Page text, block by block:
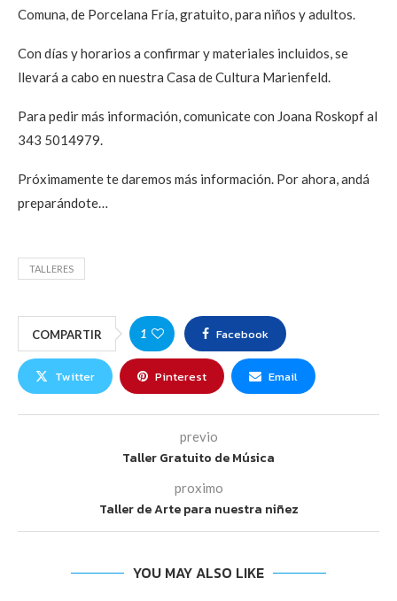
Comuna, de Porcelana Fría, gratuito, para niños y adultos.
Con días y horarios a confirmar y materiales incluidos, se
llevará a cabo en nuestra Casa de Cultura Marienfeld.
Para pedir más información, comunicate con Joana Roskopf al
343 5014979.
Próximamente te daremos más información. Por ahora, andá
preparándote…
TALLERES
COMPARTIR 1 Facebook
Twitter Pinterest Email
previo
Taller Gratuito de Música
proximo
Taller de Arte para nuestra niñez
YOU MAY ALSO LIKE